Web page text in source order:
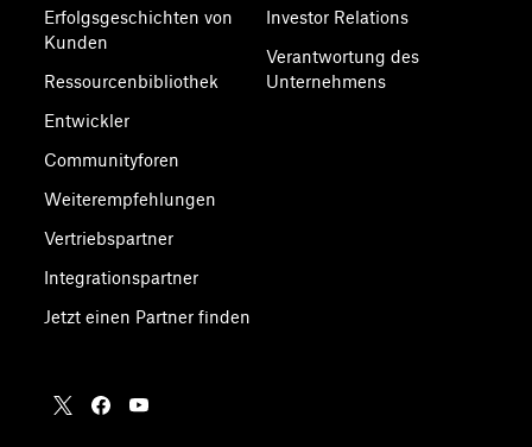
Erfolgsgeschichten von
Kunden
Ressourcenbibliothek
Entwickler
Communityforen
Weiterempfehlungen
Vertriebspartner
Integrationspartner
Jetzt einen Partner finden
Investor Relations
Verantwortung des
Unternehmens